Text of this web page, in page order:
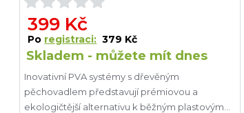
399 Kč
Po registraci: 379 Kč
Skladem - můžete mít dnes
Inovativní PVA systémy s dřevěným
pěchovadlem představují prémiovou a
ekologičtější alternativu k běžným plastovým